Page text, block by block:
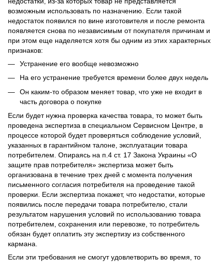
возможным использовать по назначению. Если такой
недостаток появился по вине изготовителя и после ремонта
появляется снова по независимым от покупателя причинам и
при этом еще наделяется хотя бы одним из этих характерных
признаков:
Устранение его вообще невозможно
На его устранение требуется времени более двух недель
Он каким-то образом меняет товар, что уже не входит в
часть договора о покупке
Если будет нужна проверка качества товара, то может быть
проведена экспертиза в специальном Сервисном Центре, в
процессе которой будет проверяться соблюдение условий,
указанных в гарантийном талоне, эксплуатации товара
потребителем. Опираясь на п.4 ст. 17 Закона Украины «О
защите прав потребителя» экспертиза может быть
организована в течение трех дней с момента получения
письменного согласия потребителя на проведение такой
проверки. Если экспертиза покажет, что недостатки, которые
появились после передачи товара потребителю, стали
результатом нарушения условий по использованию товара
потребителем, сохранения или перевозке, то потребитель
обязан будет оплатить эту экспертизу из собственного
кармана.
Если эти требования не смогут удовлетворить во время, то